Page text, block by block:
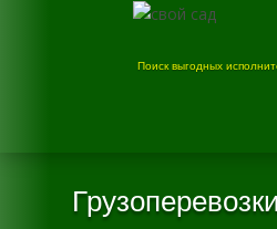
Поиск выгодных